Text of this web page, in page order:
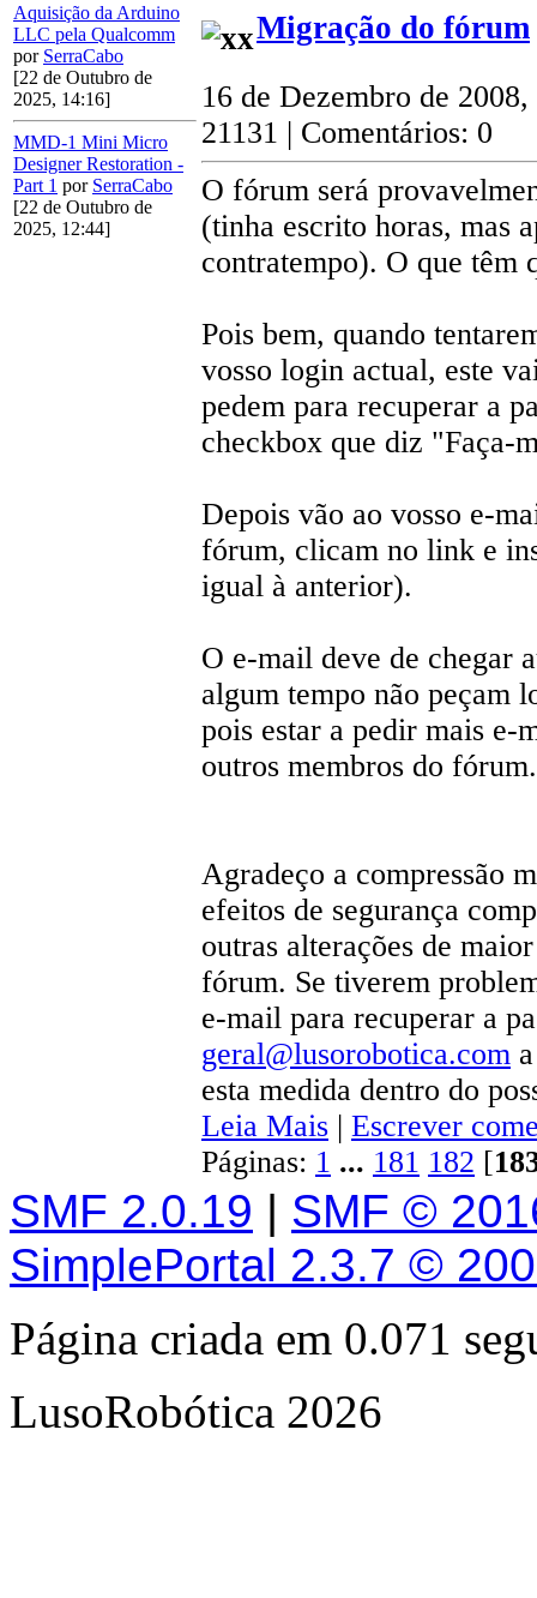
Aquisição da Arduino
LLC pela Qualcomm
por SerraCabo
[22 de Outubro de
2025, 14:16]
MMD-1 Mini Micro
Designer Restoration -
Part 1 por SerraCabo
[22 de Outubro de
2025, 12:44]
Migração do fórum
16 de Dezembro de
21131 | Comentários: 0
O fórum será
(tinha escrito horas, mas
contratempo). O que têm
Pois bem, quando
vosso login actual, este
pedem para recuperar a
checkbox que diz "Faça-
Depois vão ao vosso e-
fórum, clicam no link e
igual à anterior).
O e-mail deve de chegar
algum tempo não peçam
pois estar a pedir mais e-
outros membros do fórum.
Agradeço a compressão
efeitos de segurança
outras alterações de
fórum. Se tiverem
e-mail para recuperar a
geral@lusorobotica.com
esta medida dentro do
Leia Mais | Escrever
Páginas: 1 ... 181 182 [
SMF 2.0.19 | SMF ©
SimplePortal 2.3.7 ©
Página criada em 0.071
LusoRobótica 2026